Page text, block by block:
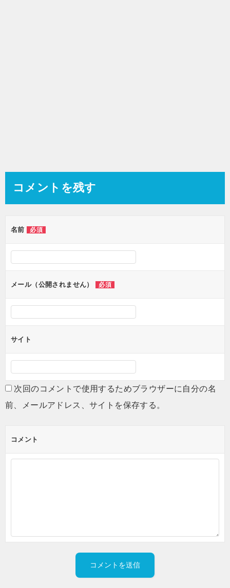
コメントを残す
名前 必須
メール（公開されません） 必須
サイト
次回のコメントで使用するためブラウザーに自分の名
前、メールアドレス、サイトを保存する。
コメント